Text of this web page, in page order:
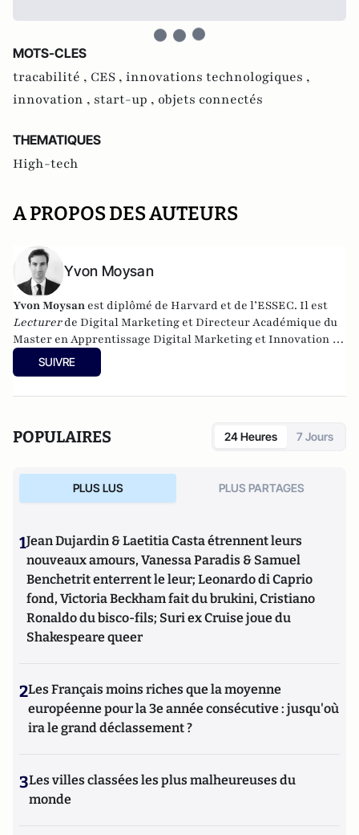
MOTS-CLES
tracabilité , CES , innovations technologiques ,
innovation , start-up , objets connectés
THEMATIQUES
High-tech
A PROPOS DES AUTEURS
Yvon Moysan
Yvon Moysan est diplômé de Harvard et de l’ESSEC. Il est
Lecturerde Digital Marketing et Directeur Académique du
Master en Apprentissage Digital Marketing et Innovation à
l’IESEG School of Management. Ses travaux de recherche
académique s’articulent autour du Digital et notamment des
Germain Consulting, cabinet de conseil en Digital
et Retail. Il a occupé précédemment différents postes de
management en Digital Marketing au sein de banques ou
assurances internationales (Siège mondial AXA, HSBC
régulièrement en France comme à l’étranger comme
speakerdans différentes conférences professionnelles ou
académiques (In Banque, Mobile Shopping Europe, EFMA,
CCM Benchmark etc.). Il publie également dans différentes
revues professionnelles (
Revue Banque
Banque et
Stratégie). Ses publications sont accessiblesici
SUIVRE
POPULAIRES 24 Heures 7 Jours
PLUS LUS PLUS PARTAGES
1Jean Dujardin & Laetitia Casta étrennent leurs
nouveaux amours, Vanessa Paradis & Samuel
Benchetrit enterrent le leur; Leonardo di Caprio
fond, Victoria Beckham fait du brukini, Cristiano
Ronaldo du bisco-fils; Suri ex Cruise joue du
Shakespeare queer
2Les Français moins riches que la moyenne
européenne pour la 3e année consécutive : jusqu'où
ira le grand déclassement ?
3Les villes classées les plus malheureuses du
monde